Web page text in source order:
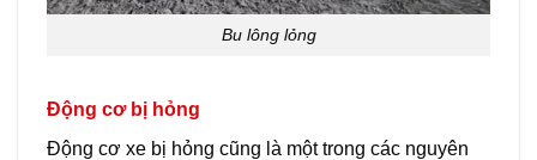
Bu lông lỏng
Động cơ bị hỏng
Động cơ xe bị hỏng cũng là một trong các nguyên